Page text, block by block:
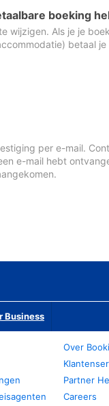
boeking
wijzigen. Als je je
betaal je
per e-mail.
e-mail hebt
Business
Over
Partner
Careers